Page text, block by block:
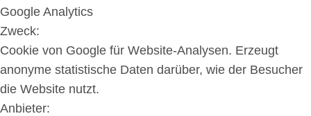
Google Analytics
Zweck:
Cookie von Google für Website-Analysen. Erzeugt
anonyme statistische Daten darüber, wie der Besucher
die Website nutzt.
Anbieter: